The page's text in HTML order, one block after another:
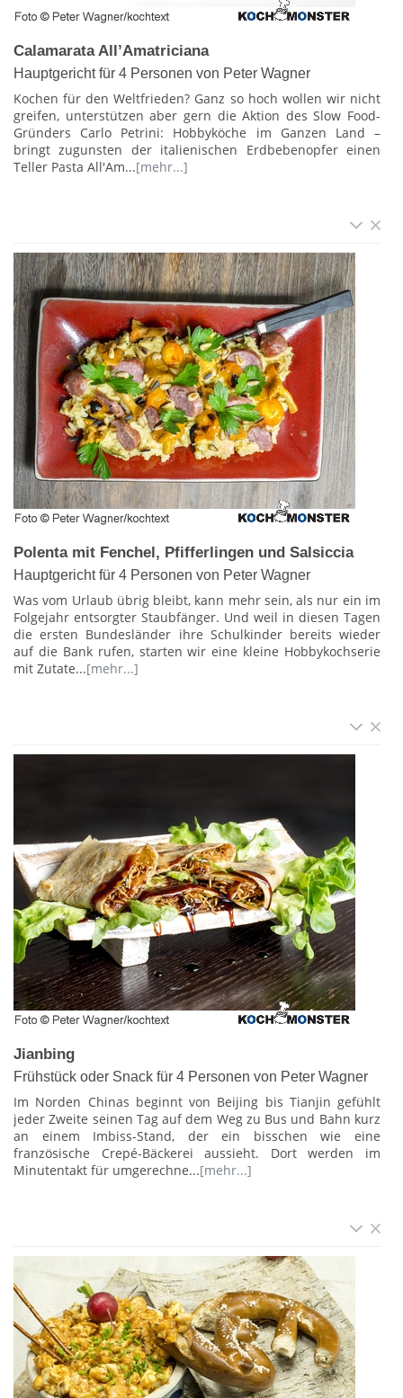
Calamarata All’Amatriciana
Hauptgericht für 4 Personen von Peter Wagner
Kochen für den Weltfrieden? Ganz so hoch wollen wir nicht
greifen, unterstützen aber gern die Aktion des Slow Food-
Gründers Carlo Petrini: Hobbyköche im Ganzen Land –
bringt zugunsten der italienischen Erdbebenopfer einen
Teller Pasta All'Am...[mehr...]
Polenta mit Fenchel, Pfifferlingen und Salsiccia
Hauptgericht für 4 Personen von Peter Wagner
Was vom Urlaub übrig bleibt, kann mehr sein, als nur ein im
Folgejahr entsorgter Staubfänger. Und weil in diesen Tagen
die ersten Bundesländer ihre Schulkinder bereits wieder
auf die Bank rufen, starten wir eine kleine Hobbykochserie
mit Zutate...[mehr...]
Jianbing
Frühstück oder Snack für 4 Personen von Peter Wagner
Im Norden Chinas beginnt von Beijing bis Tianjin gefühlt
jeder Zweite seinen Tag auf dem Weg zu Bus und Bahn kurz
an einem Imbiss-Stand, der ein bisschen wie eine
französische Crepé-Bäckerei aussieht. Dort werden im
Minutentakt für umgerechne...[mehr...]